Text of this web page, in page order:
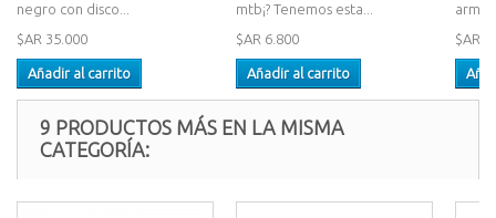
negro con disco...
$AR 35.000
Añadir al carrito
mtb¡? Tenemos esta...
$AR 6.800
Añadir al carrito
$AR
9 PRODUCTOS MÁS EN LA MISMA
CATEGORÍA: